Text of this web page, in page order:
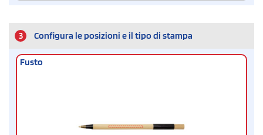
3 Configura le posizioni e il tipo di stampa
Fusto